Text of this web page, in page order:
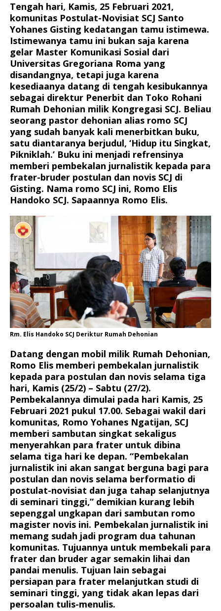
Tengah hari, Kamis, 25 Februari 2021,
komunitas Postulat-Novisiat SCJ Santo
Yohanes Gisting kedatangan tamu istimewa.
Istimewanya tamu ini bukan saja karena
gelar Master Komunikasi Sosial dari
Universitas Gregoriana Roma yang
disandangnya, tetapi juga karena
kesediaanya datang di tengah kesibukannya
sebagai direktur Penerbit dan Toko Rohani
Rumah Dehonian milik Kongregasi SCJ. Beliau
seorang pastor dehonian alias romo SCJ
yang sudah banyak kali menerbitkan buku,
satu diantaranya berjudul, ‘Hidup itu Singkat,
Pikniklah.’ Buku ini menjadi refrensinya
memberi pembekalan jurnalistik kepada para
frater-bruder postulan dan novis SCJ di
Gisting. Nama romo SCJ ini, Romo Elis
Handoko SCJ. Sapaannya Romo Elis.
Rm. Elis Handoko SCJ Deriktur Rumah Dehonian
Datang dengan mobil milik Rumah Dehonian,
Romo Elis memberi pembekalan jurnalistik
kepada para postulan dan novis selama tiga
hari, Kamis (25/2) – Sabtu (27/2).
Pembekalannya dimulai pada hari Kamis, 25
Februari 2021 pukul 17.00. Sebagai wakil dari
komunitas, Romo Yohanes Ngatijan, SCJ
memberi sambutan singkat sekaligus
menyerahkan para frater untuk dibina
selama tiga hari ke depan. “Pembekalan
jurnalistik ini akan sangat berguna bagi para
postulan dan novis selama berformatio di
postulat-novisiat dan juga tahap selanjutnya
di seminari tinggi,” demikian kurang lebih
sepenggal ungkapan dari sambutan romo
magister novis ini. Pembekalan jurnalistik ini
memang sudah jadi program dua tahunan
komunitas. Tujuannya untuk membekali para
frater dan bruder agar semakin lihai dan
pandai menulis. Tujuan lain sebagai
persiapan para frater melanjutkan studi di
seminari tinggi, yang tidak akan lepas dari
persoalan tulis-menulis.